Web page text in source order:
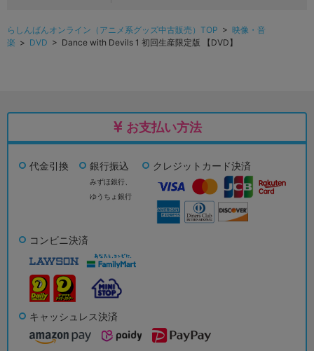
らしんばんオンライン（アニメ系グッズ中古販売）TOP > 映像・音
楽 > DVD > Dance with Devils 1 初回生産限定版 【DVD】
お支払い方法
代金引換 銀行振込
みずほ銀行、
ゆうちょ銀行
クレジットカード決済
コンビニ決済
キャッシュレス決済